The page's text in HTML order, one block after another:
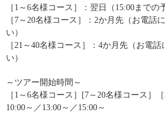
［1～6名様コース］：翌日（15:00までの
［7～20名様コース］：2か月先（お電話
い）
［21～40名様コース］：4か月先（お電
い）
～ツアー開始時間～
［1～6名様コース］[7～20名様コース］
10:00～／13:00～／15:00～